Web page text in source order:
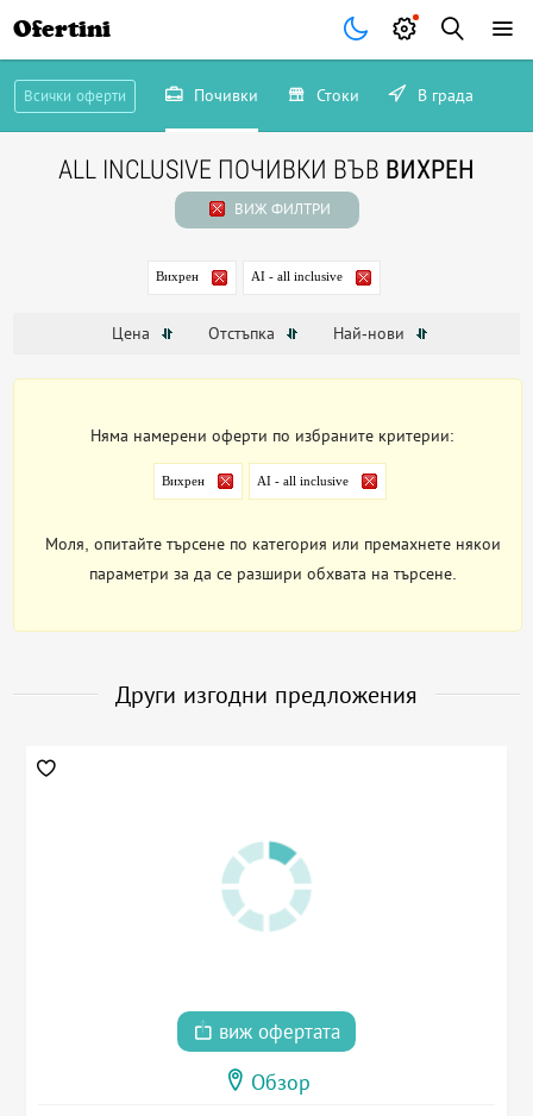
Ofertini
Всички оферти Почивки Стоки В града
ALL INCLUSIVE ПОЧИВКИ ВЪВ ВИХРЕН
ВИЖ ФИЛТРИ
Вихрен AI - all inclusive
Цена Отстъпка Най-нови
Няма намерени оферти по избраните критерии:
Вихрен AI - all inclusive
Моля, опитайте търсене по категория или премахнете някои
параметри за да се разшири обхвата на търсене.
Други изгодни предложения
виж офертата
Обзор